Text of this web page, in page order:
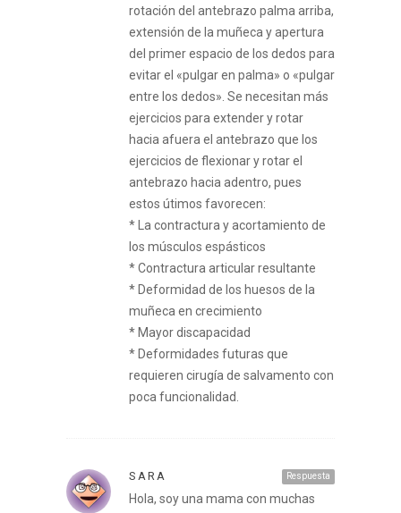
rotación del antebrazo palma arriba,
extensión de la muñeca y apertura
del primer espacio de los dedos para
evitar el «pulgar en palma» o «pulgar
entre los dedos». Se necesitan más
ejercicios para extender y rotar
hacia afuera el antebrazo que los
ejercicios de flexionar y rotar el
antebrazo hacia adentro, pues
estos útimos favorecen:
* La contractura y acortamiento de
los músculos espásticos
* Contractura articular resultante
* Deformidad de los huesos de la
muñeca en crecimiento
* Mayor discapacidad
* Deformidades futuras que
requieren cirugía de salvamento con
poca funcionalidad.
Respuesta
SARA
Hola, soy una mama con muchas